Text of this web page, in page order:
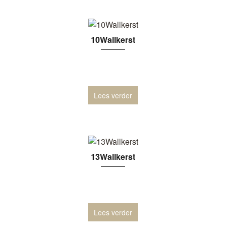
10Wallkerst
Lees verder
13Wallkerst
Lees verder